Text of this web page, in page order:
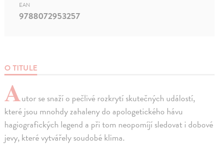
O TITULE
Autor se snaží o pečlivé rozkrytí skutečných událostí,
které jsou mnohdy zahaleny do apologetického hávu
hagiografických legend a při tom neopomíjí sledovat i dobové
jevy, které vytvářely soudobé klima.
EAN
9788072953257